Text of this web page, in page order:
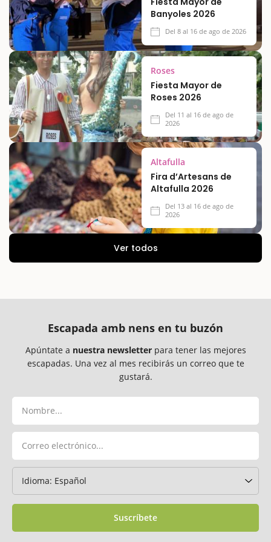
Banyoles 2026
Del 8 al 16 de ago de 2026
Roses
Fiesta Mayor de
Roses 2026
Del 11 al 16 de ago de
2026
Altafulla
Fira d’Artesans de
Altafulla 2026
Del 13 al 16 de ago de
2026
Ver todos
Escapada amb nens en tu buzón
Apúntate a nuestra newsletterpara tener las mejores
escapadas. Una vez al mes recibirás un correo que te
gustará.
Suscríbete